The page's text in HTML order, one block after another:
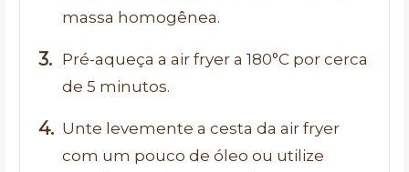
massa homogênea.
Pré-aqueça a air fryer a 180°C por cerca
de 5 minutos.
Unte levemente a cesta da air fryer
com um pouco de óleo ou utilize